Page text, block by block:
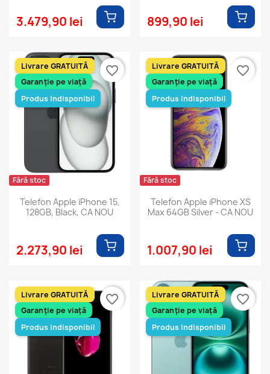
3.479,90 lei 899,90 lei
Fără stoc
Telefon Apple iPhone 15,
128GB, Black, CA NOU
2.273,90 lei
Livrare GRATUITĂ
Garanție pe viață
Produs Indisponibil
favorite_border
Fără stoc
Telefon Apple iPhone XS
Max 64GB Silver - CA NOU
1.007,90 lei
Livrare GRATUITĂ
Garanție pe viață
Produs Indisponibil
favorite_border
Livrare GRATUITĂ
Garanție pe viață
Produs Indisponibil
favorite_border
Livrare GRATUITĂ
Garanție pe viață
Produs Indisponibil
favorite_border